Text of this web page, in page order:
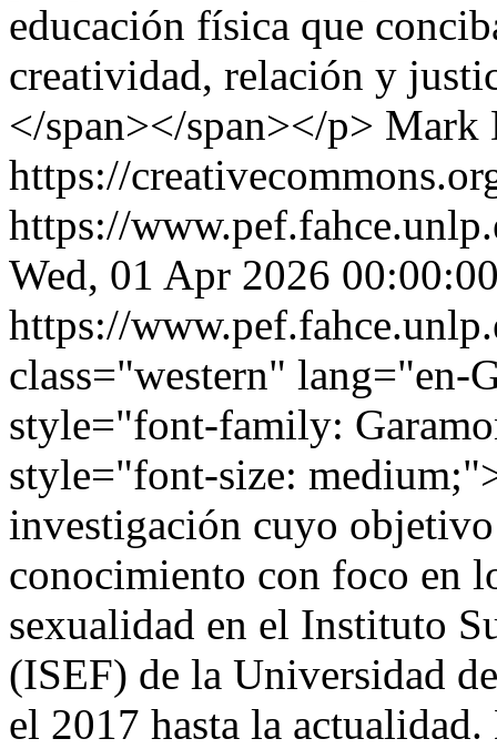
educación física que
creatividad, relación y
</span></span></p> Mark
https://
https://
Wed, 01 Apr 2026
https://
class="western"
style="font-family:
style="font-size:
investigación cuyo
conocimiento con foco en
sexualidad en el Instituto
(ISEF) de la Universidad
el 2017 hasta la